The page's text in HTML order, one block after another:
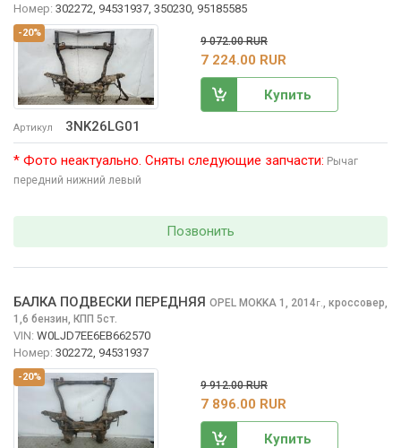
-20%
Артикул 3NK26LG01
Номер: 302272, 94531937, 350230, 95185585
9 072.00 RUR
7 224.00 RUR
Купить
* Фото неактуально. Сняты следующие запчасти: Рычаг
передний нижний левый
Позвонить
-20%
БАЛКА ПОДВЕСКИ ПЕРЕДНЯЯ OPEL MOKKA 1, 2014г., кроссовер,
1,6 бензин, КПП 5ст.
VIN: W0LJD7EE6EB662570
Номер: 302272, 94531937
9 912.00 RUR
7 896.00 RUR
Купить